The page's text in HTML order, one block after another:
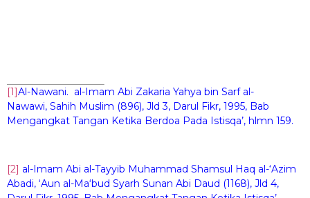
[1]Al-Nawani. al-Imam Abi Zakaria Yahya bin Sarf al-
Nawawi, Sahih Muslim (896), Jld 3, Darul Fikr, 1995, Bab
Mengangkat Tangan Ketika Berdoa Pada Istisqa’, hlmn 159.
[2] al-Imam Abi al-Tayyib Muhammad Shamsul Haq al-‘Azim
Abadi, ‘Aun al-Ma‘bud Syarh Sunan Abi Daud (1168), Jld 4,